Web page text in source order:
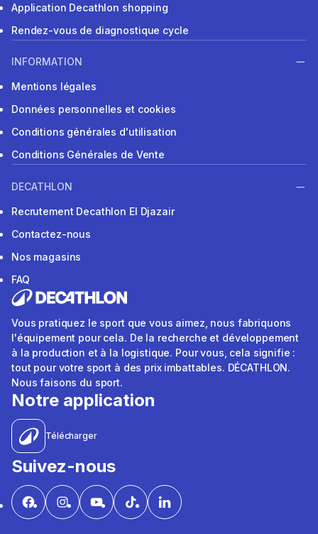
Application Decathlon shopping
Rendez-vous de diagnostique cycle
INFORMATION
Mentions légales
Données personnelles et cookies
Conditions générales d'utilisation
Conditions Générales de Vente
DECATHLON
Recrutement Decathlon El Djazair
Contactez-nous
Nos magasins
FAQ
Vous pratiquez le sport que vous aimez, nous fabriquons
l'équipement pour cela. De la recherche et développement
à la production et à la logistique. Pour vous, cela signifie :
tout pour votre sport à des prix imbattables. DÉCATHLON.
Nous faisons du sport.
Notre application
Télécharger
Suivez-nous